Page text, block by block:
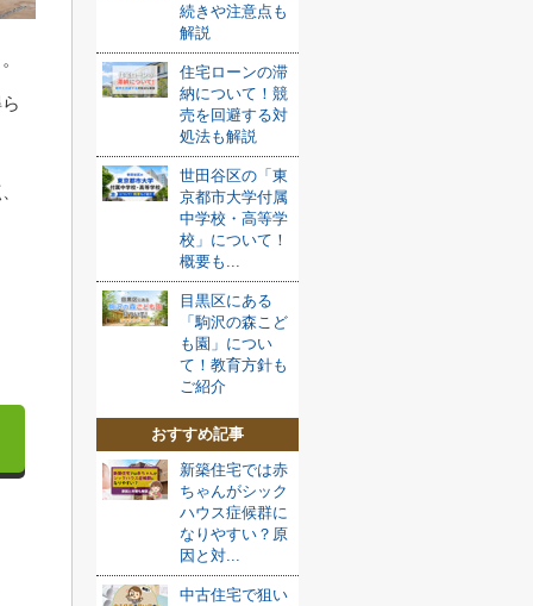
続きや注意点も
解説
住宅ローンの滞
納について！競
売を回避する対
処法も解説
世田谷区の「東
京都市大学付属
中学校・高等学
校」について！
概要も...
目黒区にある
「駒沢の森こど
も園」につい
て！教育方針も
ご紹介
おすすめ記事
新築住宅では赤
ちゃんがシック
ハウス症候群に
なりやすい？原
因と対...
中古住宅で狙い